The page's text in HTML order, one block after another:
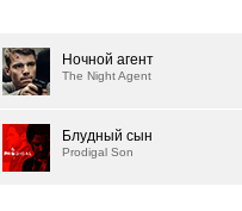
Ночной агент
The Night Agent
Блудный сын
Prodigal Son